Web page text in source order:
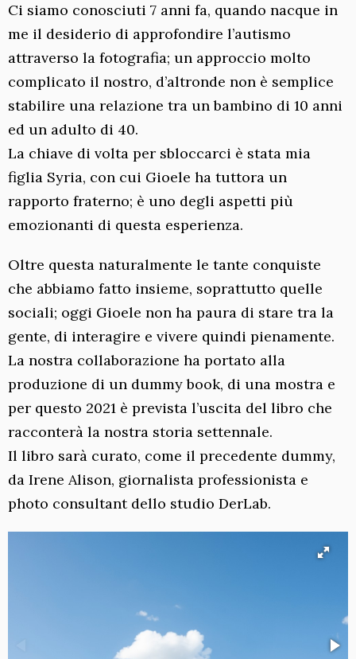
Ci siamo conosciuti 7 anni fa, quando nacque in
me il desiderio di approfondire l’autismo
attraverso la fotografia; un approccio molto
complicato il nostro, d’altronde non è semplice
stabilire una relazione tra un bambino di 10 anni
ed un adulto di 40.
La chiave di volta per sbloccarci è stata mia
figlia Syria, con cui Gioele ha tuttora un
rapporto fraterno; è uno degli aspetti più
emozionanti di questa esperienza.
Oltre questa naturalmente le tante conquiste
che abbiamo fatto insieme, soprattutto quelle
sociali; oggi Gioele non ha paura di stare tra la
gente, di interagire e vivere quindi pienamente.
La nostra collaborazione ha portato alla
produzione di un dummy book, di una mostra e
per questo 2021 è prevista l’uscita del libro che
racconterà la nostra storia settennale.
Il libro sarà curato, come il precedente dummy,
da Irene Alison, giornalista professionista e
photo consultant dello studio DerLab.